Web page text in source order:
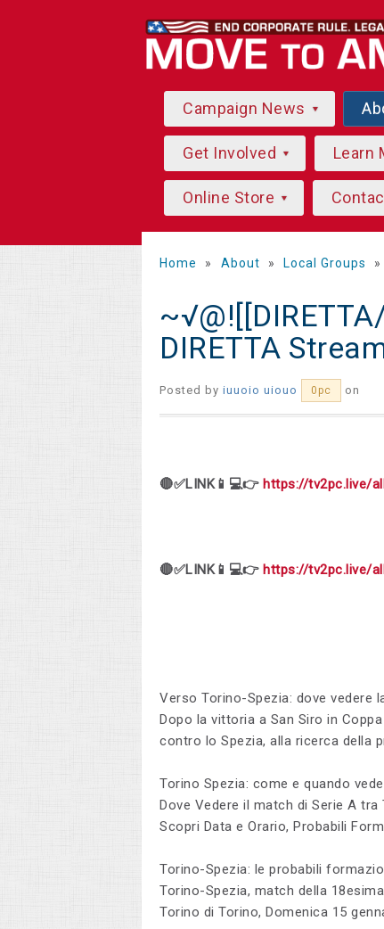
Campaign News
Get Involved Learn
Online Store
Home » About » Local Groups »
DIRETTA
Posted by iuuoio uiouo 0pc on
🔴✅LINK📱💻👉 https://tv2pc.live/
🔴✅LINK📱💻👉 https://tv2pc.live/
Verso Torino-Spezia: dove vedere
Dopo la vittoria a San Siro in
contro lo Spezia, alla ricerca della
Torino Spezia: come e quando
Dove Vedere il match di Serie A
Scopri Data e Orario, Probabili
Torino-Spezia: le probabili
Torino-Spezia, match della
Torino di Torino, Domenica 15